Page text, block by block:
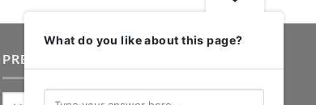
PRETRAŽI PROIZVODE
What do you like about this page?